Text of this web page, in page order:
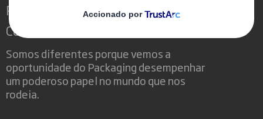
Redefinindo o Packaging para um Mundo em
Constante Mudança
Somos diferentes porque vemos a
oportunidade do Packaging desempenhar
um poderoso papel no mundo que nos
rodeia.